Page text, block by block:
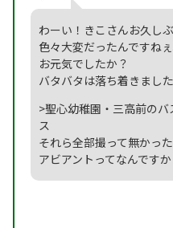
わーい！きこさんお久し
色々大変だったんですねぇ
お元気でしたか？
バタバタは落ち着きまし
>聖心幼稚園・三高前の
ス
それら全部撮って無かっ
アビアントってなんです